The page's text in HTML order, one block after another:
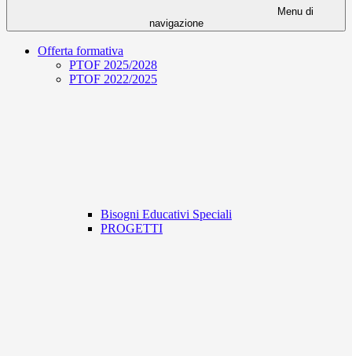
Menu di
navigazione
Offerta formativa
PTOF 2025/2028
PTOF 2022/2025
Bisogni Educativi Speciali
PROGETTI